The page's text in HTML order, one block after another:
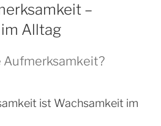
–
Alltag
Aufmerksamkeit?
ist Wachsamkeit im